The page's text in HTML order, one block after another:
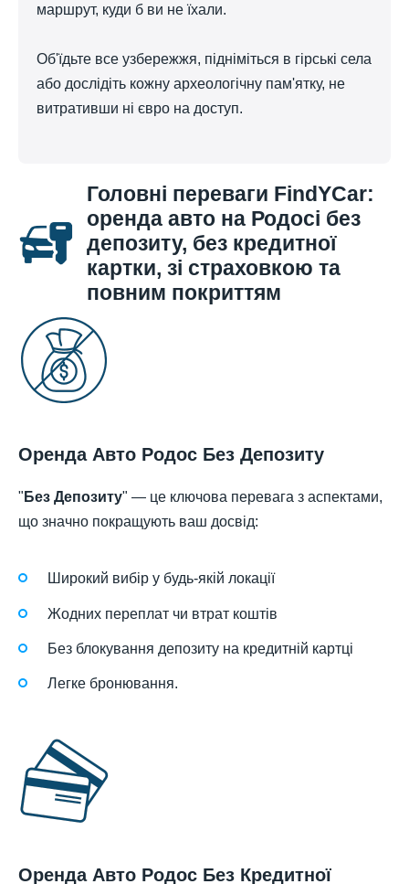
маршрут, куди б ви не їхали.
Об'їдьте все узбережжя, підніміться в гірські села
або дослідіть кожну археологічну пам'ятку, не
витративши ні євро на доступ.
Головні переваги FindYCar:
оренда авто на Родосі без
депозиту, без кредитної
картки, зі страховкою та
повним покриттям
Оренда Авто Родос Без Депозиту
" Без Депозиту" — це ключова перевага з аспектами,
що значно покращують ваш досвід:
Широкий вибір у будь-якій локації
Жодних переплат чи втрат коштів
Без блокування депозиту на кредитній картці
Легке бронювання.
Оренда Авто Родос Без Кредитної